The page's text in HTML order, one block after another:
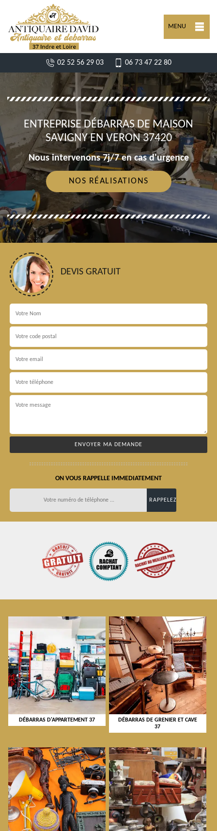
MENU
02 52 56 29 03 06 73 47 22 80
ENTREPRISE DÉBARRAS DE MAISON
SAVIGNY EN VERON 37420
Nous intervenons 7j/7 en cas d'urgence
NOS RÉALISATIONS
DEVIS GRATUIT
ON VOUS RAPPELLE IMMEDIATEMENT
DÉBARRAS D'APPARTEMENT 37
DÉBARRAS DE GRENIER ET CAVE
37